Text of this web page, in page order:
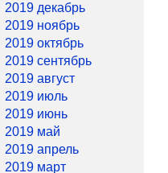
2019 декабрь
2019 ноябрь
2019 октябрь
2019 сентябрь
2019 август
2019 июль
2019 июнь
2019 май
2019 апрель
2019 март